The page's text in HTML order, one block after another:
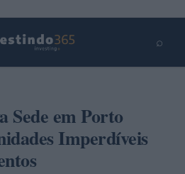
⌕
Sede em Porto
Imperdíveis